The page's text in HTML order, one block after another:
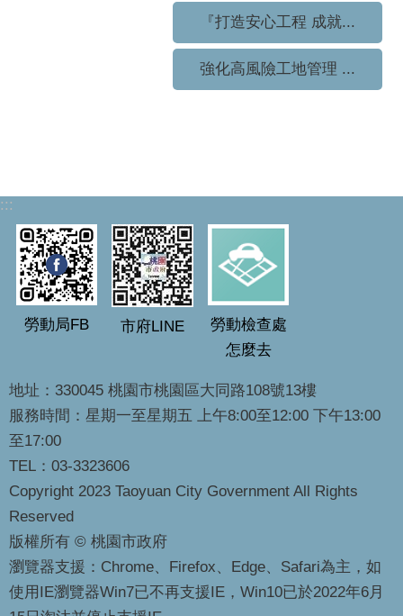
『打造安心工程 成就...
強化高風險工地管理 ...
:::
勞動局FB 市府LINE
勞動檢查處
怎麼去
地址：330045 桃園市桃園區大同路108號13樓
服務時間：星期一至星期五 上午8:00至12:00 下午13:00
至17:00
TEL：03-3323606
Copyright 2023 Taoyuan City Government All Rights
Reserved
版權所有 © 桃園市政府
瀏覽器支援：Chrome、Firefox、Edge、Safari為主，如
使用IE瀏覽器Win7已不再支援IE，Win10已於2022年6月